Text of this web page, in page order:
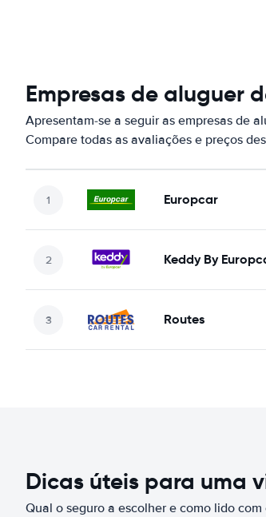
Empresas de aluguer
Apresentam-se a seguir as empresas de
Compare todas as avaliações e preços
Europcar
Keddy By
Routes
Dicas úteis para uma
Qual o seguro a escolher e como lido